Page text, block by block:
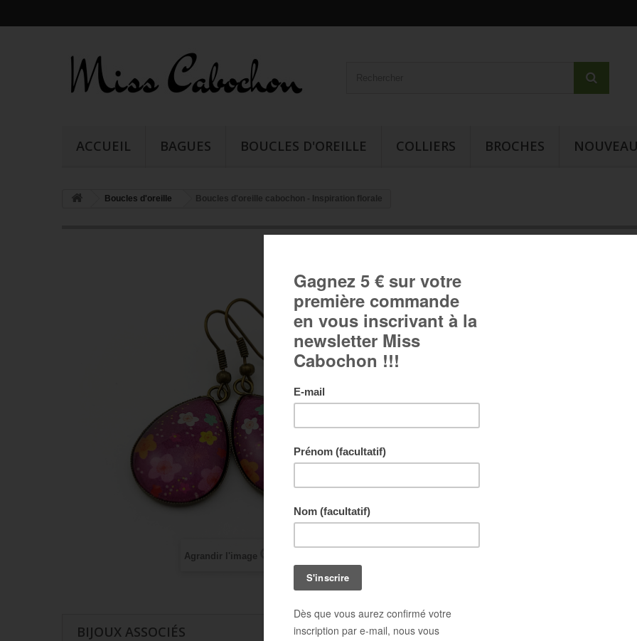
ACCUEIL BAGUES BOUCLES D'OREILLE COLLIERS BROCHES
Boucles d'oreille Boucles d'oreille cabochon - Inspiration florale
Agrandir l'image
Boucles d'oreille cabochon -
Inspiration florale
Boucles d'oreille fantaisie en forme de goutte d'eau à
points de fidélité
1,00 €.
BIJOUX ASSOCIÉS